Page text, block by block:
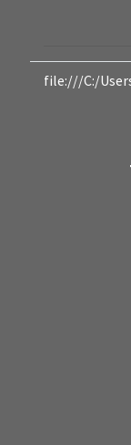
file:///C:/